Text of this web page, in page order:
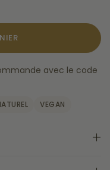
avec le code
VEGAN